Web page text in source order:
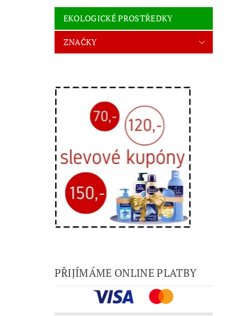
EKOLOGICKÉ PROSTŘEDKY
ZNAČKY
PŘIJÍMÁME ONLINE PLATBY